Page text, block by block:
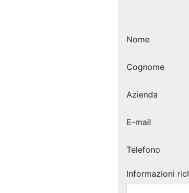
Nome
Cognome
Azienda
E-mail
Telefono
Informazioni